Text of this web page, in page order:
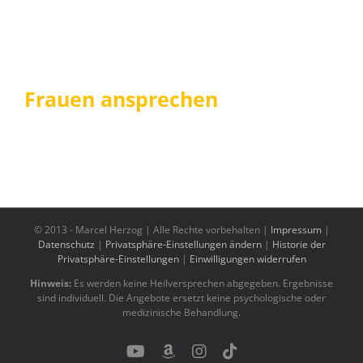
Frauen ansprechen
© 2013 - Marcel Herzog | Alle Rechte vorbehalten | Impressum |
Datenschutz | Privatsphäre-Einstellungen ändern| Historie der
Privatsphäre-Einstellungen| Einwilligungen widerrufen
Hinweis: Es werden keine Heilversprechen abgegeben. Ergebnisse
sind individuell. Die Angebote ersetzt keine psychologische oder
medizinische Behandlung.
YouTubeBenutzerdefiniert
Instagram
Tiktok